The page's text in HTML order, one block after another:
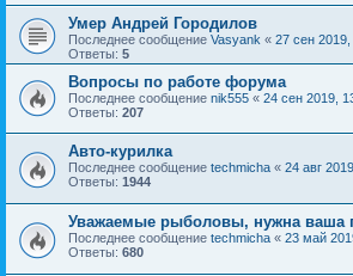
Умер Андрей Городилов
Последнее сообщение Vasyank « 27 сен
Ответы: 5
Вопросы по работе форума
Последнее сообщение nik555 « 24 сен 2019,
Ответы: 207
Авто-курилка
Последнее сообщение techmicha « 24 авг
Ответы: 1944
Уважаемые рыболовы, нужна ваша
Последнее сообщение techmicha « 23 май
Ответы: 680